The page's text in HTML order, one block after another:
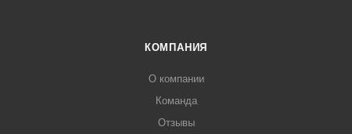
КОМПАНИЯ
О компании
Команда
Отзывы